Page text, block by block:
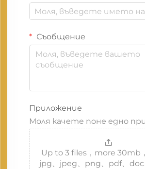
Съобщение
Приложение
Моля качете поне едно
Up to 3 files，more 30mb
jpg、jpeg、png、pdf、doc